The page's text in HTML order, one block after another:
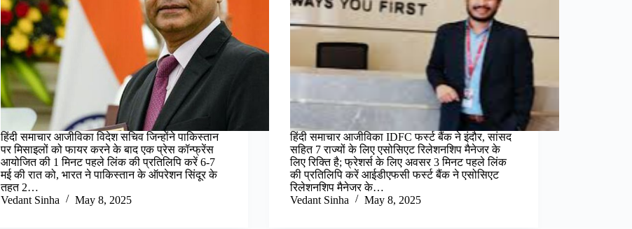
हिंदी समाचार आजीविका विदेश सचिव जिन्होंने पाकिस्तान
पर मिसाइलों को फायर करने के बाद एक प्रेस कॉन्फ्रेंस
आयोजित की 1 मिनट पहले लिंक की प्रतिलिपि करें 6-7
मई की रात को, भारत ने पाकिस्तान के ऑपरेशन सिंदूर के
तहत 2…
Vedant Sinha
May 8, 2025
हिंदी समाचार आजीविका IDFC फर्स्ट बैंक ने इंदौर, सांसद
सहित 7 राज्यों के लिए एसोसिएट रिलेशनशिप मैनेजर के
लिए रिक्ति है; फ्रेशर्स के लिए अवसर 3 मिनट पहले लिंक
की प्रतिलिपि करें आईडीएफसी फर्स्ट बैंक ने एसोसिएट
रिलेशनशिप मैनेजर के…
Vedant Sinha
May 8, 2025